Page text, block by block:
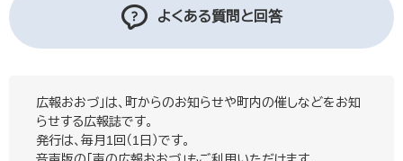
よくある質問と回答
広報おおづ」は、町からのお知らせや町内の催しなどをお知
らせする広報誌です。
発行は、毎月1回（1日）です。